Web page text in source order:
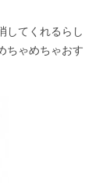
してくれるらし
ちゃめちゃおす